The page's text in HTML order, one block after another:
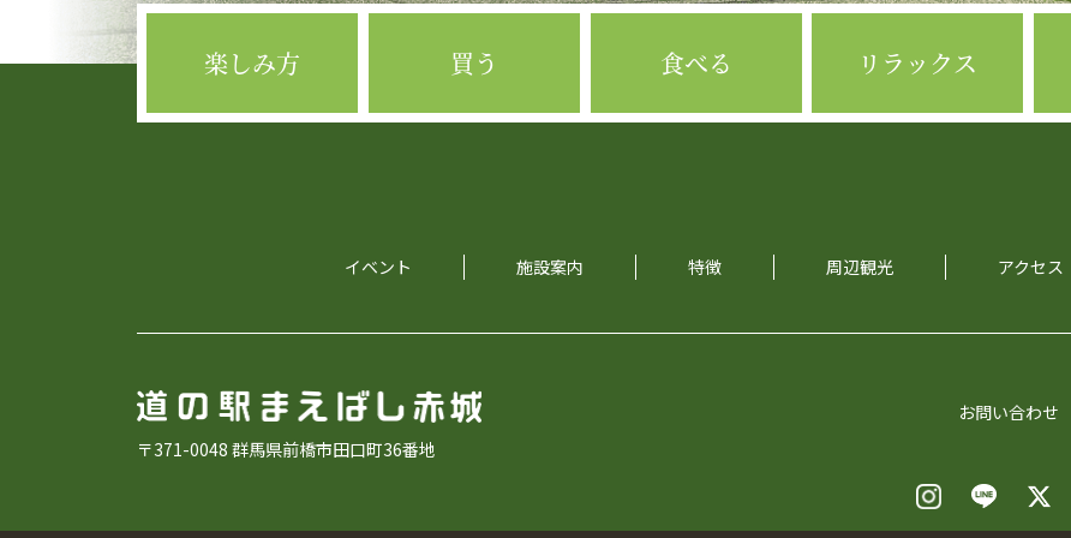
楽しみ方 買う 食べる リラックス
イベント 施設案内 特徴 周辺観光 アクセス
〒371-0048 群馬県前橋市田口町36番地
お問い合わせ